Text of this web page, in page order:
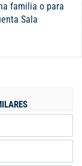
familia o para
Sala
con
zona de oficios
No te
ensueño.